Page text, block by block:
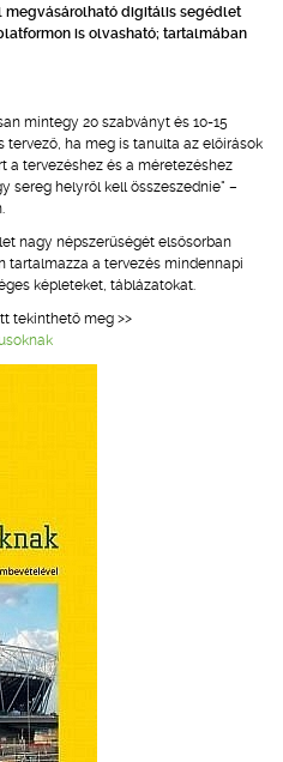
megvásárolható digitális segédlet
is olvasható; tartalmában
mintegy 20 szabványt és 10-15
tervező, ha meg is tanulta az előírások
a tervezéshez és a méretezéshez
sereg helyről kell összeszednie" –
nagy népszerűségét elsősorban
tartalmazza a tervezés mindennapi
képleteket, táblázatokat.
tekinthető meg >>